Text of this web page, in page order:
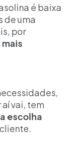
é baixa
de uma
por
vai, tem
escolha